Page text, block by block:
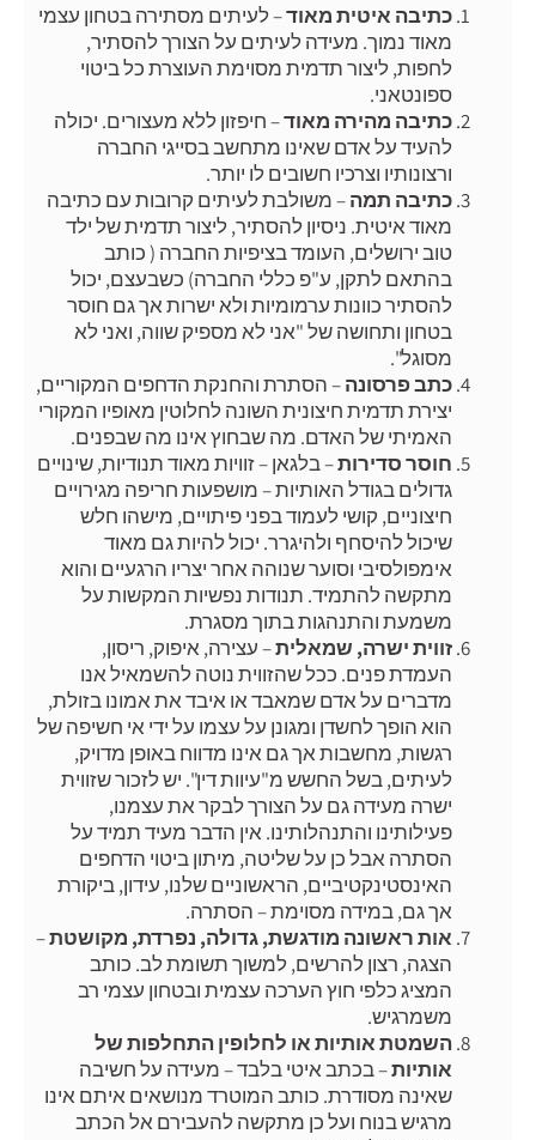
כתיבה איטית מאוד– לעיתים מסתירה בטחון עצמי
מאוד נמוך. מעידה לעיתים על הצורך להסתיר,
לחפות, ליצור תדמית מסוימת העוצרת כל ביטוי
ספונטאני.
כתיבה מהירה מאוד– חיפזון ללא מעצורים. יכולה
להעיד על אדם שאינו מתחשב בסייגי החברה
ורצונותיו וצרכיו חשובים לו יותר.
כתיבה תמה– משולבת לעיתים קרובות עם כתיבה
מאוד איטית. ניסיון להסתיר, ליצור תדמית של ילד
טוב ירושלים, העומד בציפיות החברה ( כותב
בהתאם לתקן, ע"פ כללי החברה) כשבעצם, יכול
להסתיר כוונות ערמומיות ולא ישרות אך גם חוסר
בטחון ותחושה של "אני לא מספיק שווה, ואני לא
מסוגל".
כתב פרסונה– הסתרת והחנקת הדחפים המקוריים,
יצירת תדמית חיצונית השונה לחלוטין מאופיו המקורי
האמיתי של האדם. מה שבחוץ אינו מה שבפנים.
חוסר סדירות– בלגאן – זוויות מאוד תנודיות, שינויים
גדולים בגודל האותיות – מושפעות חריפה מגירויים
חיצוניים, קושי לעמוד בפני פיתויים, מישהו חלש
שיכול להיסחף ולהיגרר. יכול להיות גם מאוד
אימפולסיבי וסוער שנוהה אחר יצריו הרגעיים והוא
מתקשה להתמיד. תנודות נפשיות המקשות על
משמעת והתנהגות בתוך מסגרת.
זווית ישרה, שמאלית– עצירה, איפוק, ריסון,
העמדת פנים. ככל שהזווית נוטה להשמאיל אנו
מדברים על אדם שמאבד או איבד את אמונו בזולת,
הוא הופך לחשדן ומגונן על עצמו על ידי אי חשיפה של
רגשות, מחשבות אך גם אינו מדווח באופן מדויק,
לעיתים, בשל החשש מ"עיוות דין". יש לזכור שזווית
ישרה מעידה גם על הצורך לבקר את עצמנו,
פעילותינו והתנהלותינו. אין הדבר מעיד תמיד על
הסתרה אבל כן על שליטה, מיתון ביטוי הדחפים
האינסטינקטיביים, הראשוניים שלנו, עידון, ביקורת
אך גם, במידה מסוימת – הסתרה.
אות ראשונה מודגשת, גדולה, נפרדת, מקושטת–
הצגה, רצון להרשים, למשוך תשומת לב. כותב
המציג כלפי חוץ הערכה עצמית ובטחון עצמי רב
משמרגיש.
השמטת אותיות או לחלופין התחלפות של
אותיות– בכתב איטי בלבד – מעידה על חשיבה
שאינה מסודרת. כותב המוטרד מנושאים איתם אינו
מרגיש בנוח ועל כן מתקשה להעבירם אל הכתב